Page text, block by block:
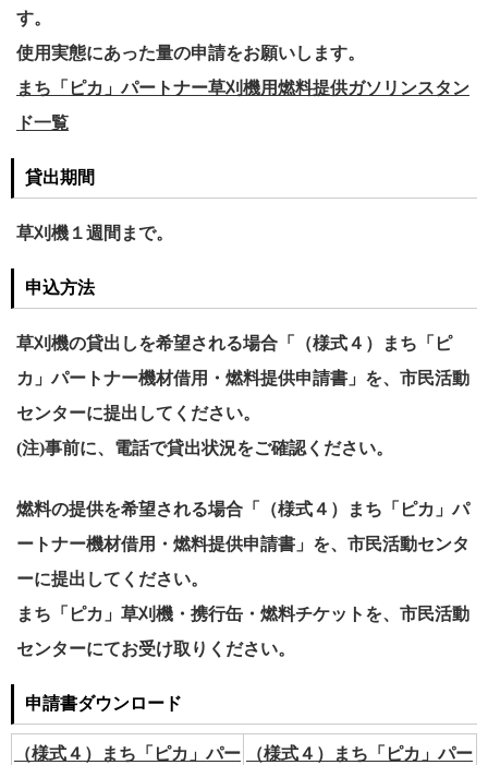
す。
使用実態にあった量の申請をお願いします。
まち「ピカ」パートナー草刈機用燃料提供ガソリンスタン
ド一覧
貸出期間
草刈機１週間まで。
申込方法
草刈機の貸出しを希望される場合「（様式４）まち「ピ
カ」パートナー機材借用・燃料提供申請書」を、市民活動
センターに提出してください。
(注)事前に、電話で貸出状況をご確認ください。
燃料の提供を希望される場合「（様式４）まち「ピカ」パ
ートナー機材借用・燃料提供申請書」を、市民活動センタ
ーに提出してください。
まち「ピカ」草刈機・携行缶・燃料チケットを、市民活動
センターにてお受け取りください。
申請書ダウンロード
（様式４）まち「ピカ」パー
（様式４）まち「ピカ」パー